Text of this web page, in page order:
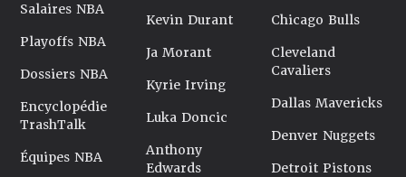
Salaires NBA
Playoffs NBA
Dossiers NBA
Encyclopédie
TrashTalk
Équipes NBA
Kevin Durant
Ja Morant
Kyrie Irving
Luka Doncic
Anthony
Edwards
Chicago Bulls
Cleveland
Cavaliers
Dallas Mavericks
Denver Nuggets
Detroit Pistons